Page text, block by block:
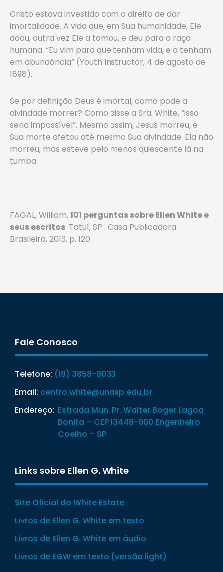
Cristo estava investido com o direito de dar
imortalidade. A vida que, em Sua humanidade, Ele
doou, outra vez Ele a tomou, e deu para a raça
humana. “Eu vim para que tenham vida, e a tenham
em abundância” (Youth Instructor, 4 de agosto de
1898).
Se por definição Deus é imortal, como pode a
divindade morrer? Como disse a Sra. White, “isso
seria impossível”. Mesmo assim, Jesus morreu, e
Sua morte afetou até mesmo Sua divindade. Ela não
morreu, mas este­ve pelo menos quiescente lá na
tumba.
FAGAL, William. 101 perguntas sobre Ellen White e
seus escritos. Tatuí, SP : Casa Publicadora
Brasileira, 2013, p. 120 .
Fale Conosco
Telefone: (19) 3858-9033
Email: centro.white@unasp.edu.br
Endereço: Estrada Mun. Pr. Walter Boger Lagoa
Bonita – CEP 13448-900 Engenheiro
Coelho – SP
Links sobre Ellen G. White
Site Oficial do White Estate
Livros de Ellen G. White em texto
Livros de Ellen G. White em áudio
Livros de EGW em texto (versão light)